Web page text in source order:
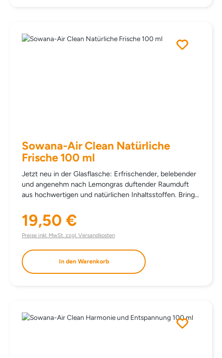
Sowana-Air Clean Natürliche
Frische 100 ml
Jetzt neu in der Glasflasche: Erfrischender, belebender
und angenehm nach Lemongras duftender Raumduft
aus hochwertigen und natürlichen Inhaltsstoffen. Bringt
hilft, alle unangenehmen Gerüche zu beseitigen.
EINSATZBEREICH Gesamter Wohnbereich.
DOSIERUNG Je nach Geruchsintensität und
ALCOHOL DENAT. AQUA LEMONGRASS OIL CITRAL
GERANIOL GERANYL ACETATE LIMONENE BETA-
Regulärer Preis:
19,50 €
Preise inkl. MwSt. zzgl. Versandkosten
In den Warenkorb